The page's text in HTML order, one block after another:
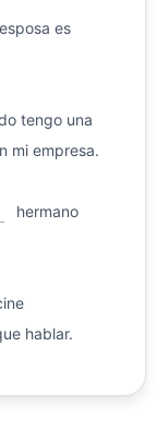
esposa es
tengo una
mi empresa.
hermano
hablar.